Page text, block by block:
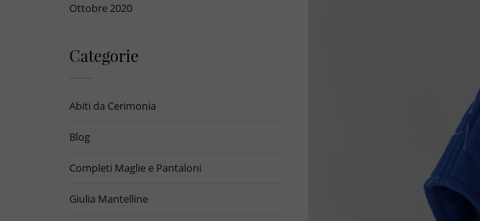
Ottobre 2020
Categorie
Abiti da Cerimonia
Blog
Completi Maglie e Pantaloni
Giulia Mantelline